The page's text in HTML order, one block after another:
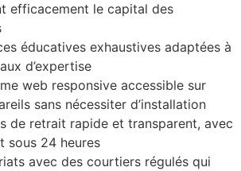
efficacement le capital des
éducatives exhaustives adaptées à
d’expertise
web responsive accessible sur
sans nécessiter d’installation
de retrait rapide et transparent, avec
sous 24 heures
avec des courtiers régulés qui